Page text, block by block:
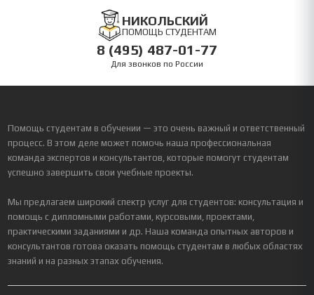
НИКОЛЬСКИЙ
ПОМОЩЬ СТУДЕНТАМ
8 (495) 487-01-77
Для звонков по России
Помощь студентам в обучении — это очень важный и ответственный
процесс. В этом деле может помочь наша профессиональная
команда экспертов и консультантов, которые помогут студентам
успешно завершить свои учебные проекты.
Мы предлагаем широкий спектр услуг для студентов: консультация и
помощь с дипломными работами, курсовыми, проектами,
практическими заданиями и др. Наша команда опытных авторов и
консультантов готова оказать помощь студентам в любых областях
знаний и на разных этапах обучения.